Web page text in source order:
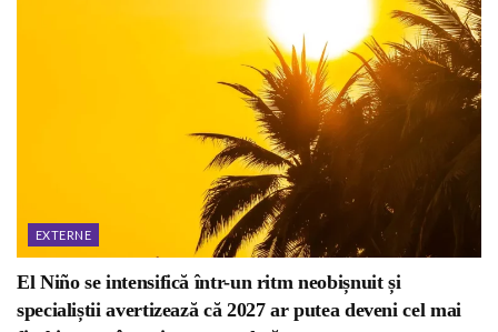
EXTERNE
El Niño se intensifică într-un ritm neobișnuit și
specialiștii avertizează că 2027 ar putea deveni cel mai